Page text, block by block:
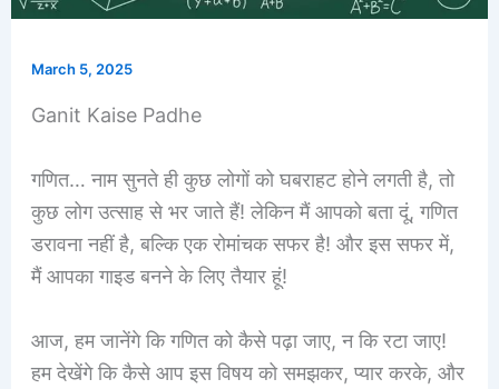
March 5, 2025
Ganit Kaise Padhe
गणित… नाम सुनते ही कुछ लोगों को घबराहट होने लगती है, तो
कुछ लोग उत्साह से भर जाते हैं! लेकिन मैं आपको बता दूं, गणित
डरावना नहीं है, बल्कि एक रोमांचक सफर है! और इस सफर में,
मैं आपका गाइड बनने के लिए तैयार हूं!
आज, हम जानेंगे कि गणित को कैसे पढ़ा जाए, न कि रटा जाए!
हम देखेंगे कि कैसे आप इस विषय को समझकर, प्यार करके, और